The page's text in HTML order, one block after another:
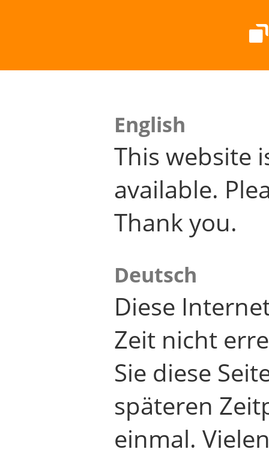
English
This website
available.
Thank you.
Deutsch
Diese
Zeit nicht
Sie diese
späteren
einmal.